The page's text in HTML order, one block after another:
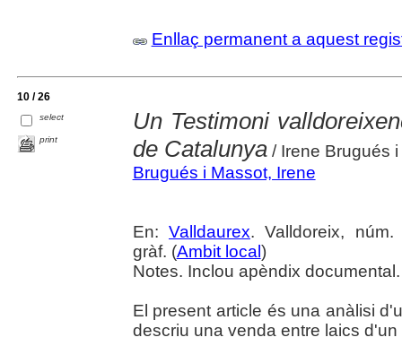
Enllaç permanent a aquest
10 / 26
select
print
Un Testimoni
de Catalunya/ Irene Brugués i
Brugués i Massot, Irene
En: Valldaurex. Valldoreix,
gràf. (Ambit local )
Notes. Inclou apèndix
El present article és una anàlisi
descriu una venda entre laics